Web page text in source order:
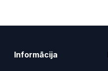
Informācija